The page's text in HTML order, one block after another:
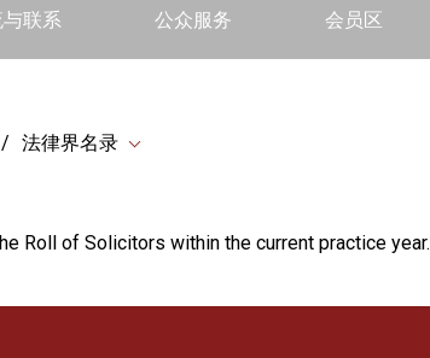
联系 公众服务 会员区
法律界名录
Roll of Solicitors within the current practice year.